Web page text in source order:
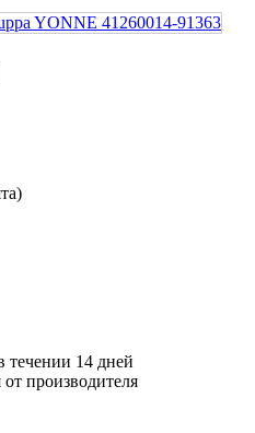
течении 14 дней
производителя